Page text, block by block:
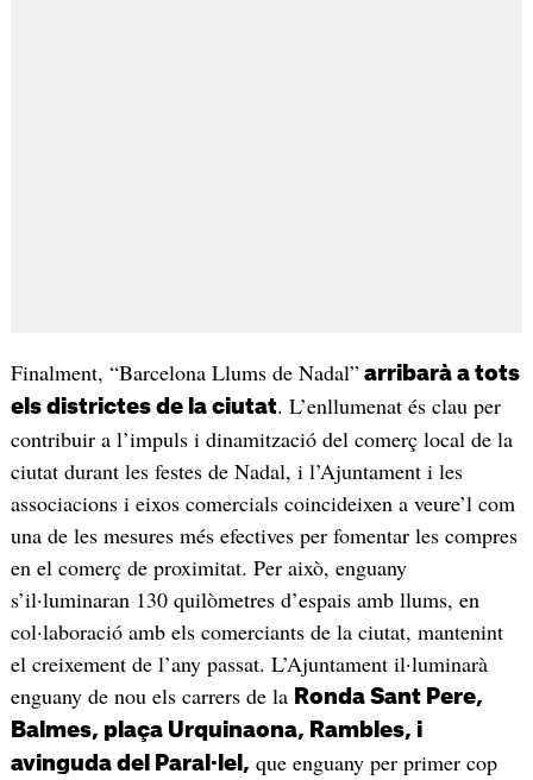
Finalment, “Barcelona Llums de Nadal”arribarà a tots
els districtes de la ciutat. L’enllumenat és clau per
contribuir a l’impuls i dinamització del comerç local de la
ciutat durant les festes de Nadal, i l’Ajuntament i les
associacions i eixos comercials coincideixen a veure’l com
una de les mesures més efectives per fomentar les compres
en el comerç de proximitat. Per això, enguany
s’il·luminaran 130 quilòmetres d’espais amb llums, en
col·laboració amb els comerciants de la ciutat, mantenint
el creixement de l’any passat. L’Ajuntament il·luminarà
enguany de nou els carrers de la Ronda Sant Pere,
Balmes, plaça Urquinaona, Rambles, i
avinguda del Paral·lel, que enguany per primer cop